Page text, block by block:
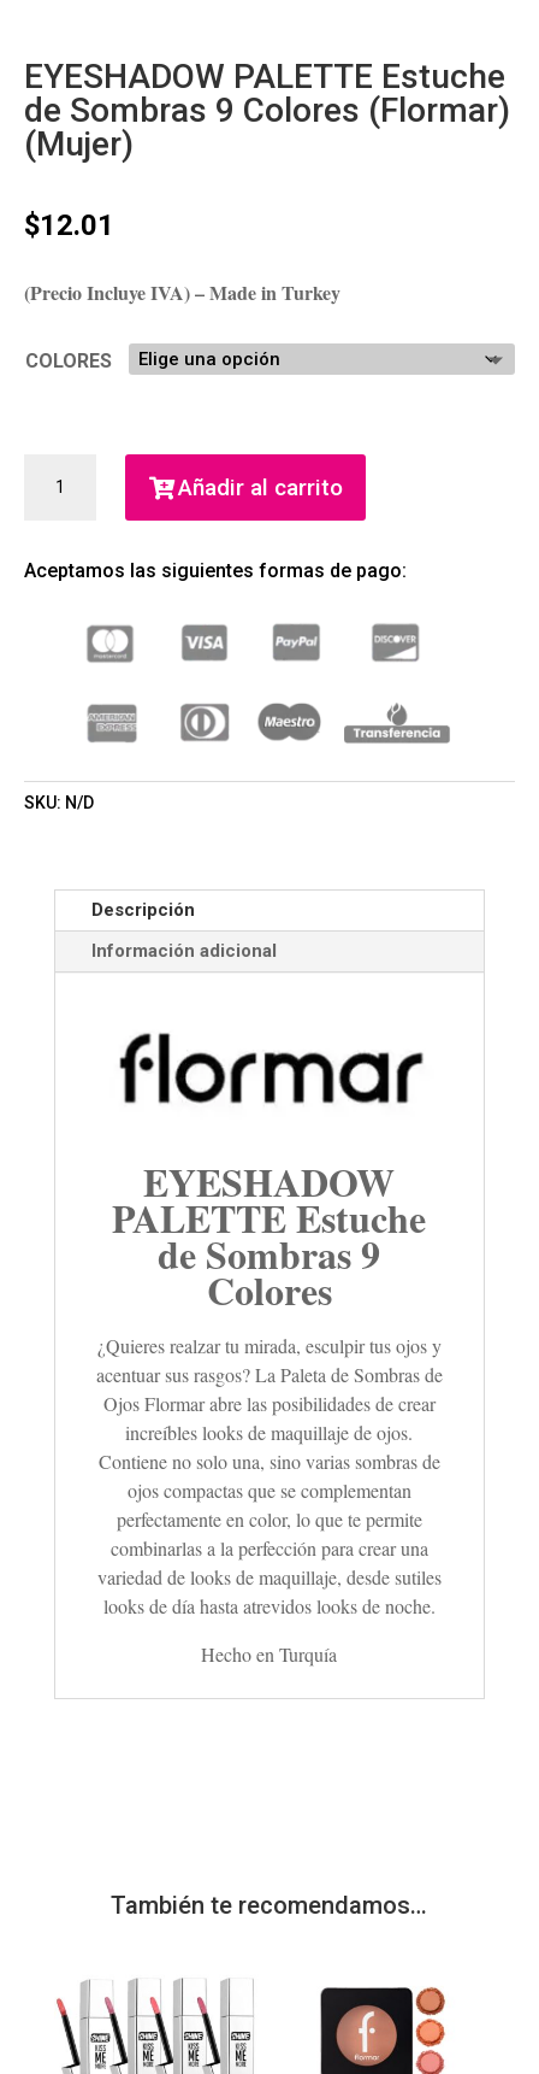
EYESHADOW PALETTE Estuche
de Sombras 9 Colores (Flormar)
(Mujer)
$12.01
(Precio Incluye IVA) – Made in Turkey
COLORES
PALETTE
SOMBRAS
COLORES
(FLORMAR)
CANTIDAD
Añadir al carrito
Aceptamos las siguientes formas de pago:
SKU: N/D
Descripción
Información adicional
EYESHADOW
PALETTE Estuche
de Sombras 9
Colores
¿Quieres realzar tu mirada, esculpir tus ojos y
acentuar sus rasgos? La Paleta de Sombras de
Ojos Flormar abre las posibilidades de crear
increíbles looks de maquillaje de ojos.
Contiene no solo una, sino varias sombras de
ojos compactas que se complementan
perfectamente en color, lo que te permite
combinarlas a la perfección para crear una
variedad de looks de maquillaje, desde sutiles
looks de día hasta atrevidos looks de noche.
Hecho en Turquía
También te recomendamos…